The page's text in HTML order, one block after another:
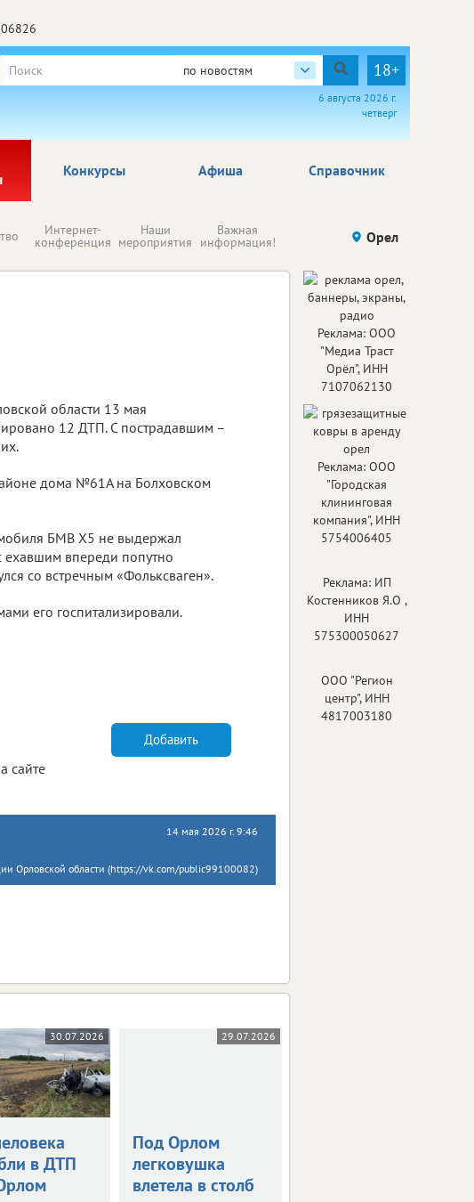
по новостям 18+
6 августа 2026 г.
четверг
Афиша Справочник
Конкурсы
Интернет-
конференция
Наши
мероприятия
Важная
информация! Происшествия Здоровье
Орел
области 13 мая
12 ДТП. С пострадавшим –
дома №61А на Болховском
БМВ Х5 не выдержал
ехавшим впереди попутно
со встречным «Фольксваген».
его госпитализировали.
сайте
Добавить
14 мая 2026 г. 9:46
Орловской области (https://vk.com/public99100082)
30.07.2026
в ДТП
29.07.2026
Под Орлом
легковушка
влетела в столб
Реклама: ООО
"Медиа Траст
Орёл", ИНН
7107062130
Реклама: ООО
"Городская
клининговая
компания", ИНН
5754006405
Реклама: ИП
Костенников Я.О ,
ИНН
575300050627
ООО "Регион
центр", ИНН
4817003180